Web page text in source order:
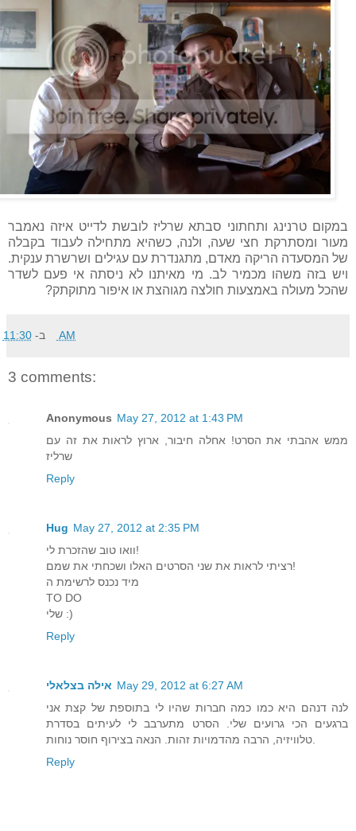
במקום טרנינג ותחתוני סבתא שרליז לובשת לדייט איזה נאמבר
מעור ומסתרקת חצי שעה, ולנה, כשהיא מתחילה לעבוד בקבלה
של המסעדה הריקה מאדם, מתגנדרת עם עגילים ושרשרת ענקית.
ויש בזה משהו מכמיר לב. מי מאיתנו לא ניסתה אי פעם לשדר
שהכל מעולה באמצעות חולצה מגוהצת או איפור מתוקתק?
ב- 11:30 AM
3 comments:
Anonymous May 27, 2012 at 1:43 PM
ממש אהבתי את הסרט! אחלה חיבור, ארוץ לראות את זה עם
שרליז
Reply
Hug May 27, 2012 at 2:35 PM
וואו טוב שהזכרת לי!
רציתי לראות את שני הסרטים האלו ושכחתי את שמם!
מיד נכנס לרשימת ה
TO DO
שלי :)
Reply
אילה בצלאלי May 29, 2012 at 6:27 AM
לנה דנהם היא כמו כמה חברות שהיו לי בתוספת של קצת אני
ברגעים הכי גרועים שלי. הסרט מתערבב לי לעיתים בסדרת
טלוויזיה, הרבה מהדמויות זהות. הנאה בצירוף חוסר נוחות.
Reply